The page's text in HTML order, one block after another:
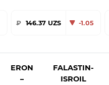
₽ 146.37 UZS -1.05
ERON
–
FALASTIN-
ISROIL